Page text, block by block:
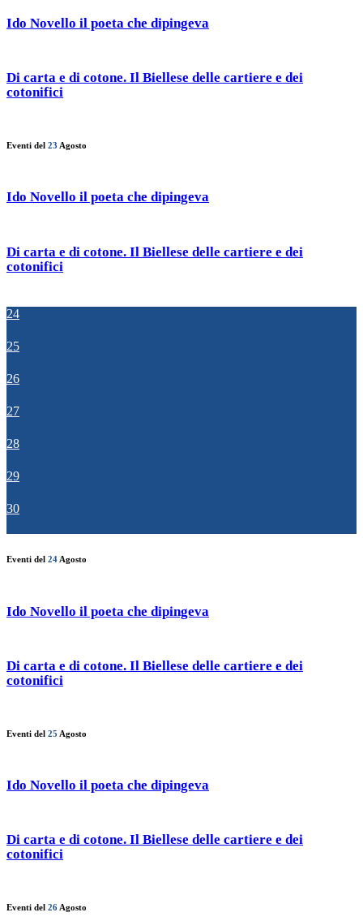
Ido Novello il poeta che dipingeva
Di carta e di cotone. Il Biellese delle cartiere e dei
cotonifici
Eventi del 23 Agosto
Ido Novello il poeta che dipingeva
Di carta e di cotone. Il Biellese delle cartiere e dei
cotonifici
24
25
26
27
28
29
30
Eventi del 24 Agosto
Ido Novello il poeta che dipingeva
Di carta e di cotone. Il Biellese delle cartiere e dei
cotonifici
Eventi del 25 Agosto
Ido Novello il poeta che dipingeva
Di carta e di cotone. Il Biellese delle cartiere e dei
cotonifici
Eventi del 26 Agosto